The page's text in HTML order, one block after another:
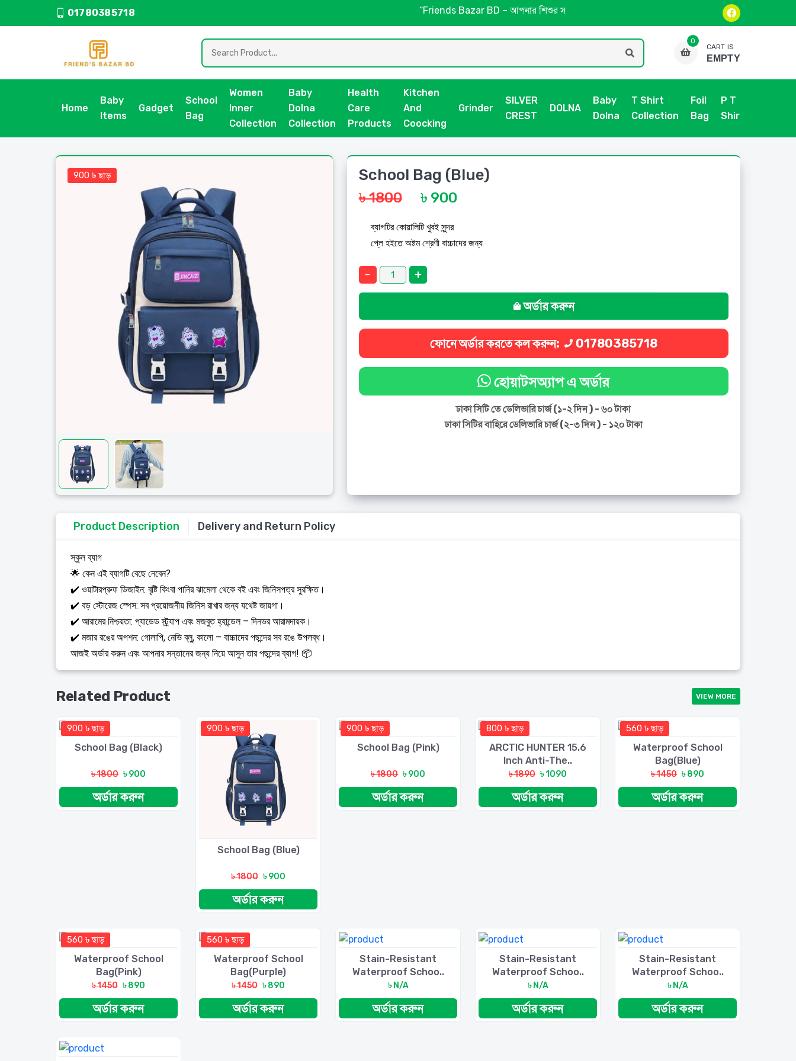
01780385718 “Friends Bazar BD – আপনার শিশুর সম্পূর্ণ প্রয়োজন এক জায়গায়”Trusted Quality✅ | 🚚 Fast
0
CART IS
EMPTY
Home
Baby
Items
Gadget
School
Bag
Women
Inner
Collection
Baby
Dolna
Collection
Health
Care
Products
Kitchen
And
Coocking
Grinder
SILVER
CREST
DOLNA
Baby
Dolna
T Shirt
Collection
Foil
Bag
P T
Shirt
900 ৳ ছাড় School Bag (Blue)
৳ 1800 ৳ 900
ব্যাগটির কোয়ালিটি খুবই সুন্দর
প্লে হইতে অষ্টম শ্রেণী বাচ্চাদের জন্য
অর্ডার করুন
ফোনে অর্ডার করতে কল করুন: 01780385718
হোয়াটসঅ্যাপ এ অর্ডার
ঢাকা সিটি তে ডেলিভারি চার্জ (১-২ দিন ) - ৬০ টাকা
ঢাকা সিটির বাহিরে ডেলিভারি চার্জ (২-৩ দিন ) - ১২০ টাকা
Product Description Delivery and Return Policy
স্কুল ব্যাগ
🌟 কেন এই ব্যাগটি বেছে নেবেন?
✔️ ওয়াটারপ্রুফ ডিজাইন: বৃষ্টি কিংবা পানির ঝামেলা থেকে বই এবং জিনিসপত্র সুরক্ষিত।
✔️ বড় স্টোরেজ স্পেস: সব প্রয়োজনীয় জিনিস রাখার জন্য যথেষ্ট জায়গা।
✔️ আরামের নিশ্চয়তা: প্যাডেড স্ট্র্যাপ এবং মজবুত হ্যান্ডেল – দিনভর আরামদায়ক।
✔️ মজার রঙের অপশন: গোলাপি, নেভি ব্লু, কালো – বাচ্চাদের পছন্দের সব রঙে উপলব্ধ।
আজই অর্ডার করুন এবং আপনার সন্তানের জন্য নিয়ে আসুন তার পছন্দের ব্যাগ! 📦
Related Product VIEW MORE
900 ৳ ছাড়
School Bag (Black)
৳ 1800 ৳ 900
অর্ডার করুন
900 ৳ ছাড়
School Bag (Blue)
৳ 1800 ৳ 900
অর্ডার করুন
900 ৳ ছাড়
School Bag (Pink)
৳ 1800 ৳ 900
অর্ডার করুন
800 ৳ ছাড়
ARCTIC HUNTER 15.6
Inch Anti-The..
৳ 1890 ৳ 1090
অর্ডার করুন
560 ৳ ছাড়
Waterproof School
Bag(blue)
৳ 1450 ৳ 890
অর্ডার করুন
560 ৳ ছাড়
Waterproof School
Bag(pink)
৳ 1450 ৳ 890
অর্ডার করুন
560 ৳ ছাড়
Waterproof School
Bag(purple)
৳ 1450 ৳ 890
অর্ডার করুন
Stain-Resistant
Waterproof Schoo..
৳ N/A
অর্ডার করুন
Stain-Resistant
Waterproof Schoo..
৳ N/A
অর্ডার করুন
Stain-Resistant
Waterproof Schoo..
৳ N/A
অর্ডার করুন